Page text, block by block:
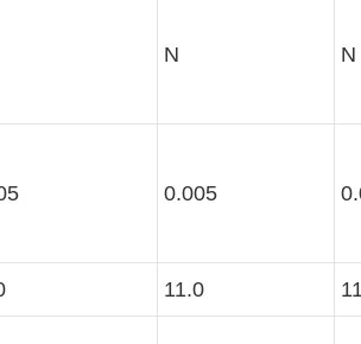
N N
0.005
11.0